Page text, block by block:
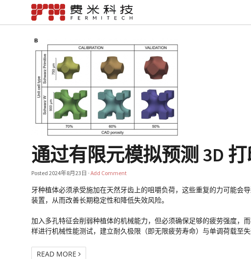
通过有限元模拟预测 3D
Posted2024年8月23日 ·Add Comment
牙种植体必须承受施加在天然牙齿上的咀嚼负荷，这些重复的力可能会
装置，从而改善长期稳定性和降低失效风险。
加入多孔特征会削弱种植体的机械能力，但必须确保足够的疲劳强度，
样进行机械性能测试，建立耐久极限（即无限疲劳寿命）与单调荷载至
READ MORE